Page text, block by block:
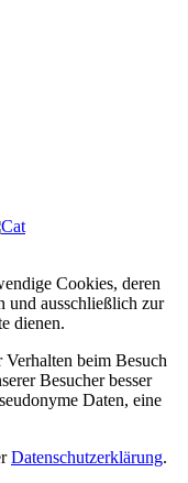
Cookies, deren
und ausschließlich zur
dienen.
beim Besuch
Besucher besser
Daten, eine
Datenschutzerklärung.